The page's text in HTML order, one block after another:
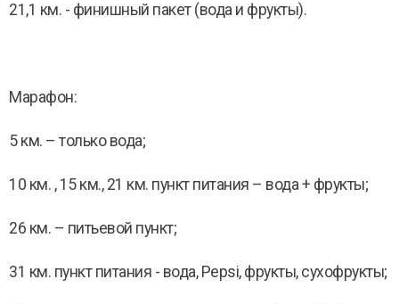
21,1 км. - финишный пакет (вода и фрукты).
Марафон:
5 км. – только вода;
10 км. , 15 км., 21 км. пункт питания – вода + фрукты;
26 км. – питьевой пункт;
31 км. пункт питания - вода, Pepsi, фрукты, сухофрукты;